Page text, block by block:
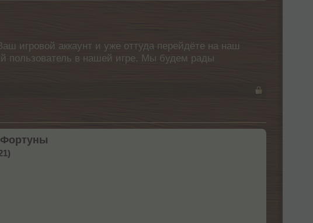
игровой аккаунт и уже оттуда перейдёте на наш
пользователь в нашей игре. Мы будем рады